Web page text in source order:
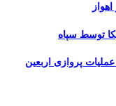
پروازی اربعین